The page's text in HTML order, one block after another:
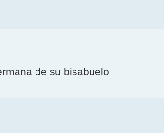
de su bisabuelo